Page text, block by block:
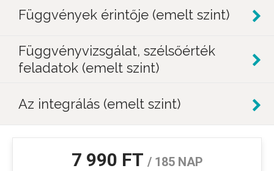
Függvények érintője (emelt szint)
Függvényvizsgálat, szélsőérték
feladatok (emelt szint)
Az integrálás (emelt szint)
7 990 FT / 185 NAP